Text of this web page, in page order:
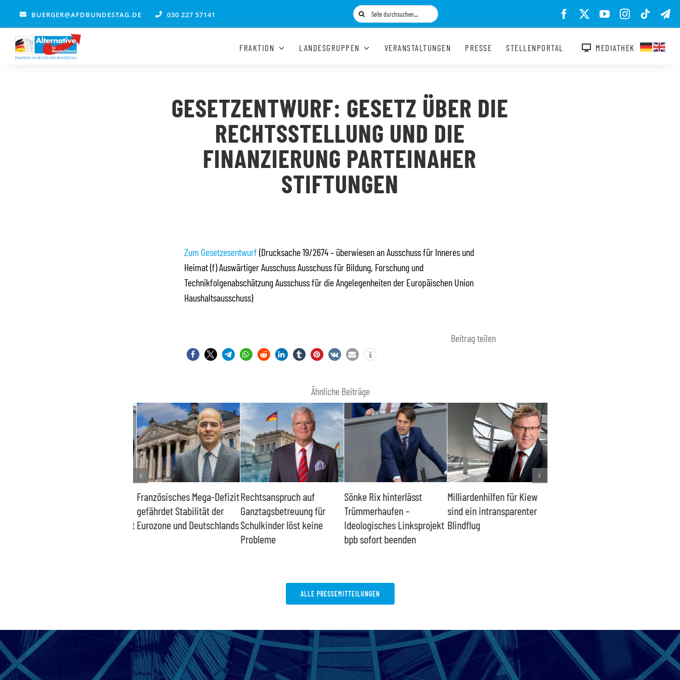
springen
BUERGER@AFDBUNDESTAG.DE 030 227 57141
Suche
nach:
FRAKTION LANDESGRUPPEN VERANSTALTUNGEN PRESSE STELLENPORTAL MEDIATHEK
GESETZENTWURF: GESETZ ÜBER DIE
RECHTSSTELLUNG UND DIE
FINANZIERUNG PARTEINAHER
STIFTUNGEN
Zum Gesetzesentwurf (Drucksache 19/2674 – überwiesen an Ausschuss für Inneres und
Heimat (f) Auswärtiger Ausschuss Ausschuss für Bildung, Forschung und
Technikfolgenabschätzung Ausschuss für die Angelegenheiten der Europäischen Union
Haushaltsausschuss)
Beitrag teilen
Ähnliche Beiträge
Französisches Mega-Defizit
gefährdet Stabilität der
Eurozone und Deutschlands
Rechtsanspruch auf
Ganztagsbetreuung für
Schulkinder löst keine
Probleme
Sönke Rix hinterlässt
Trümmerhaufen –
Ideologisches Linksprojekt
bpb sofort beenden
Milliardenhilfen für Kiew
sind ein intransparenter
Blindflug
ALLE PRESSEMITTEILUNGEN